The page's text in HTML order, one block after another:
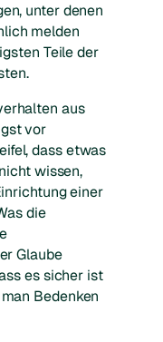
unter denen
melden
Teile der
aus
vor
dass etwas
wissen,
einer
die
Glaube
es sicher ist
Bedenken